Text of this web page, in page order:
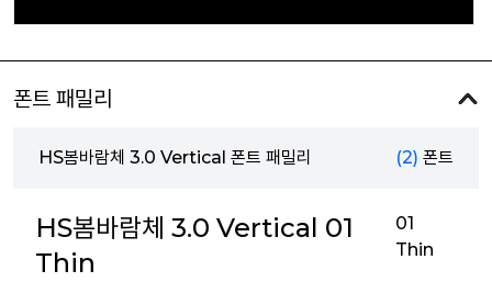
폰트 패밀리
HS봄바람체 3.0 Vertical 폰트 패밀리 (2) 폰트
HS봄바람체 3.0 Vertical 01
Thin
01
Thin